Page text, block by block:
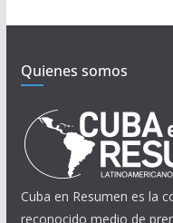
Quienes somos
Cuba en Resumen es la
reconocido medio de